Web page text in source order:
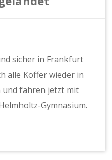
sicher in Frankfurt
alle Koffer wieder in
und fahren jetzt mit
Gymnasium.